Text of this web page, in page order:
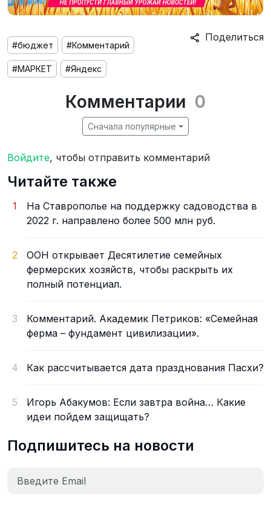
Поделиться
#бюджет #Комментарий
#МАРКЕТ #Яндекс
Комментарии 0
Сначала популярные
Войдите, чтобы отправить комментарий
Читайте также
1
На Ставрополье на поддержку садоводства в
2022 г. направлено более 500 млн руб.
2
ООН открывает Десятилетие семейных
фермерских хозяйств, чтобы раскрыть их
полный потенциал.
3
Комментарий. Академик Петриков: «Семейная
ферма – фундамент цивилизации».
4 Как рассчитывается дата празднования Пасхи?
5
Игорь Абакумов: Если завтра война… Какие
идеи пойдем защищать?
Подпишитесь на новости